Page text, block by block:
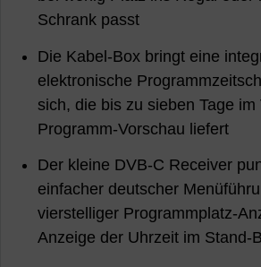
Schrank passt
Die Kabel-Box bringt eine
elektronische
sich, die bis zu sieben Tage im
Programm-Vorschau liefert
Der kleine DVB-C Receiver
einfacher deutscher
vierstelliger Programmplatz-
Anzeige der Uhrzeit im Stand-